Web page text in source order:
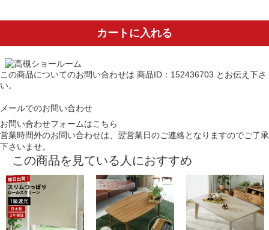
カートに入れる
この商品についてのお問い合わせは 商品ID：152436703 とお伝え下さ
い。
メールでのお問い合わせ
お問い合わせフォームはこちら
営業時間外のお問い合わせは、翌営業日のご連絡となりますのでご了承
下さいませ。
この商品を見ている人におすすめ